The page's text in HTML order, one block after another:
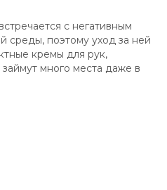
с негативным
среды, поэтому уход за ней
кремы для рук,
много места даже в